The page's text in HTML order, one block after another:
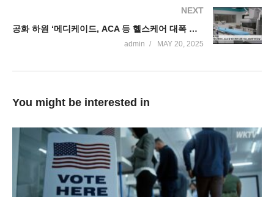
NEXT
공화 하원 ‘메디케이드, ACA 등 헬스케어 대폭 삭감, 860만 명 상실’
admin MAY 20, 2025
You might be interested in